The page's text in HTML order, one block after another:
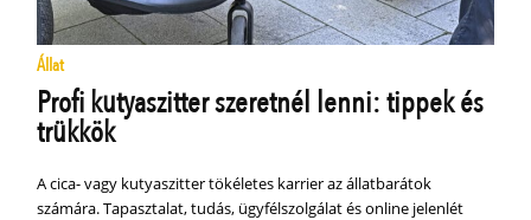
Állat
Profi kutyaszitter szeretnél lenni: tippek és
trükkök
A cica- vagy kutyaszitter tökéletes karrier az állatbarátok
számára. Tapasztalat, tudás, ügyfélszolgálat és online jelenlét